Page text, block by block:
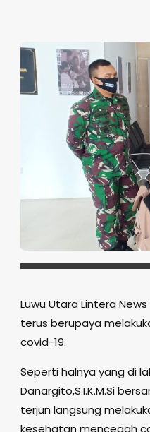
Luwu Utara Lintera
terus berupaya
covid-19.
Seperti halnya yang di
Danargito,S.I.K.M.Si
terjun langsung